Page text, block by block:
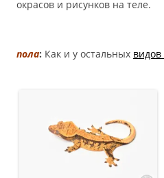
окрасов и рисунков на теле.
пола: Как и у остальных видов